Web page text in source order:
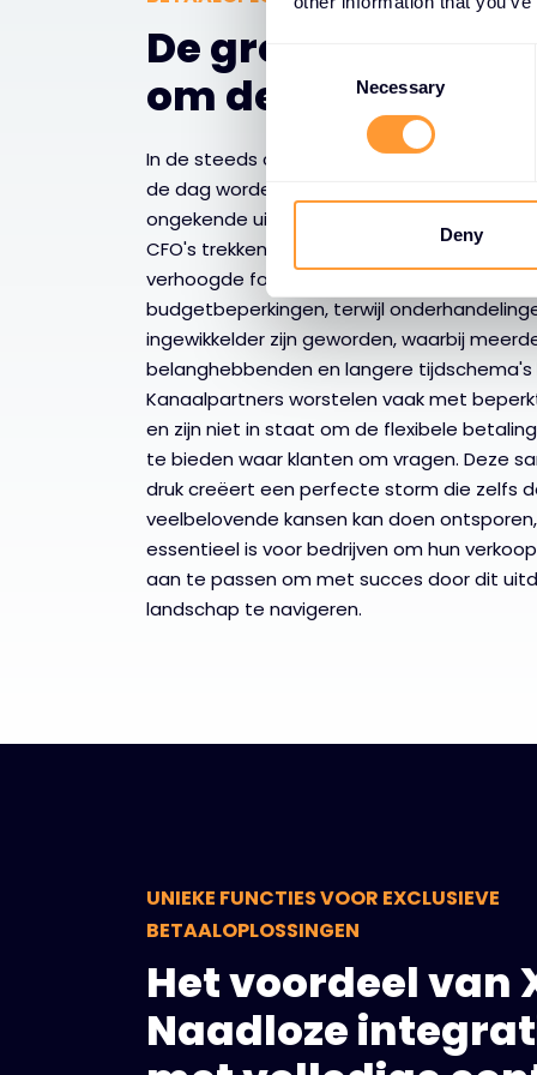
C
o
n
e
n
t
S
e
l
e
c
t
i
o
n
Necessary
Deny
De groeiende
om deals te sluiten
In de steeds complexere bedrijfsomgeving
de dag worden organisaties
ongekende uitdagingen bij het sluiten van
CFO's trekken de portemonnee strakker
verhoogde focus op cashflowbeheer en
budgetbeperkingen, terwijl
ingewikkelder zijn geworden, waarbij
belanghebbenden en langere tijdschema's
Kanaalpartners worstelen vaak met
en zijn niet in staat om de flexibele
te bieden waar klanten om vragen. Deze
druk creëert een perfecte storm die zelfs
veelbelovende kansen kan doen
essentieel is voor bedrijven om hun
aan te passen om met succes door dit
landschap te navigeren.
UNIEKE FUNCTIES VOOR EXCLUSIEVE
BETAALOPLOSSINGEN
Het voordeel van
Naadloze